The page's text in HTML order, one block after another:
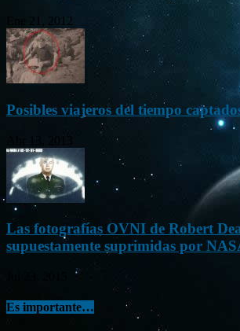
Ene 21, 2012
Posibles viajeros del tiempo
Las fotografías OVNI de Robert
supuestamente suprimidas por
Es importante…